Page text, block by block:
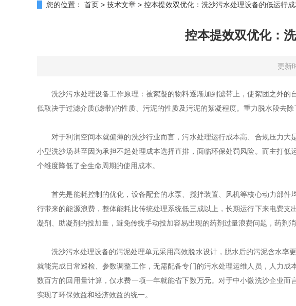
您的位置： 首页 > 技术文章 > 控本提效双优化：洗沙污水处理设备的低运行
控本提效双优化：
更新
洗沙污水处理设备工作原理：被絮凝的物料逐渐加到滤带上，使絮团之外的
低取决于过滤介质(滤带)的性质、污泥的性质及污泥的絮凝程度。重力脱水段去除
对于利润空间本就偏薄的洗沙行业而言，污水处理运行成本高、合规压力大
小型洗沙场甚至因为承担不起处理成本选择直排，面临环保处罚风险。而主打
个维度降低了全生命周期的使用成本。
首先是能耗控制的优化，设备配套的水泵、搅拌装置、风机等核心动力部件
行带来的能源浪费，整体能耗比传统处理系统低三成以上，长期运行下来电费
凝剂、助凝剂的投加量，避免传统手动投加容易出现的药剂过量浪费问题，药剂
洗沙污水处理设备的污泥处理单元采用高效脱水设计，脱水后的污泥含水率
就能完成日常巡检、参数调整工作，无需配备专门的污水处理运维人员，人力
数百方的回用量计算，仅水费一项一年就能省下数万元。对于中小微洗沙企业
实现了环保效益和经济效益的统一。